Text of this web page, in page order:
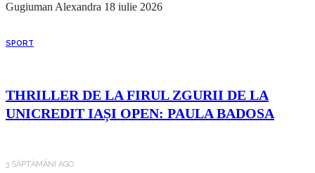
Gugiuman Alexandra 18 iulie 2026
SPORT
THRILLER DE LA FIRUL ZGURII DE LA
UNICREDIT IAȘI OPEN: PAULA BADOSA
3 SĂPTĂMÂNI AGO